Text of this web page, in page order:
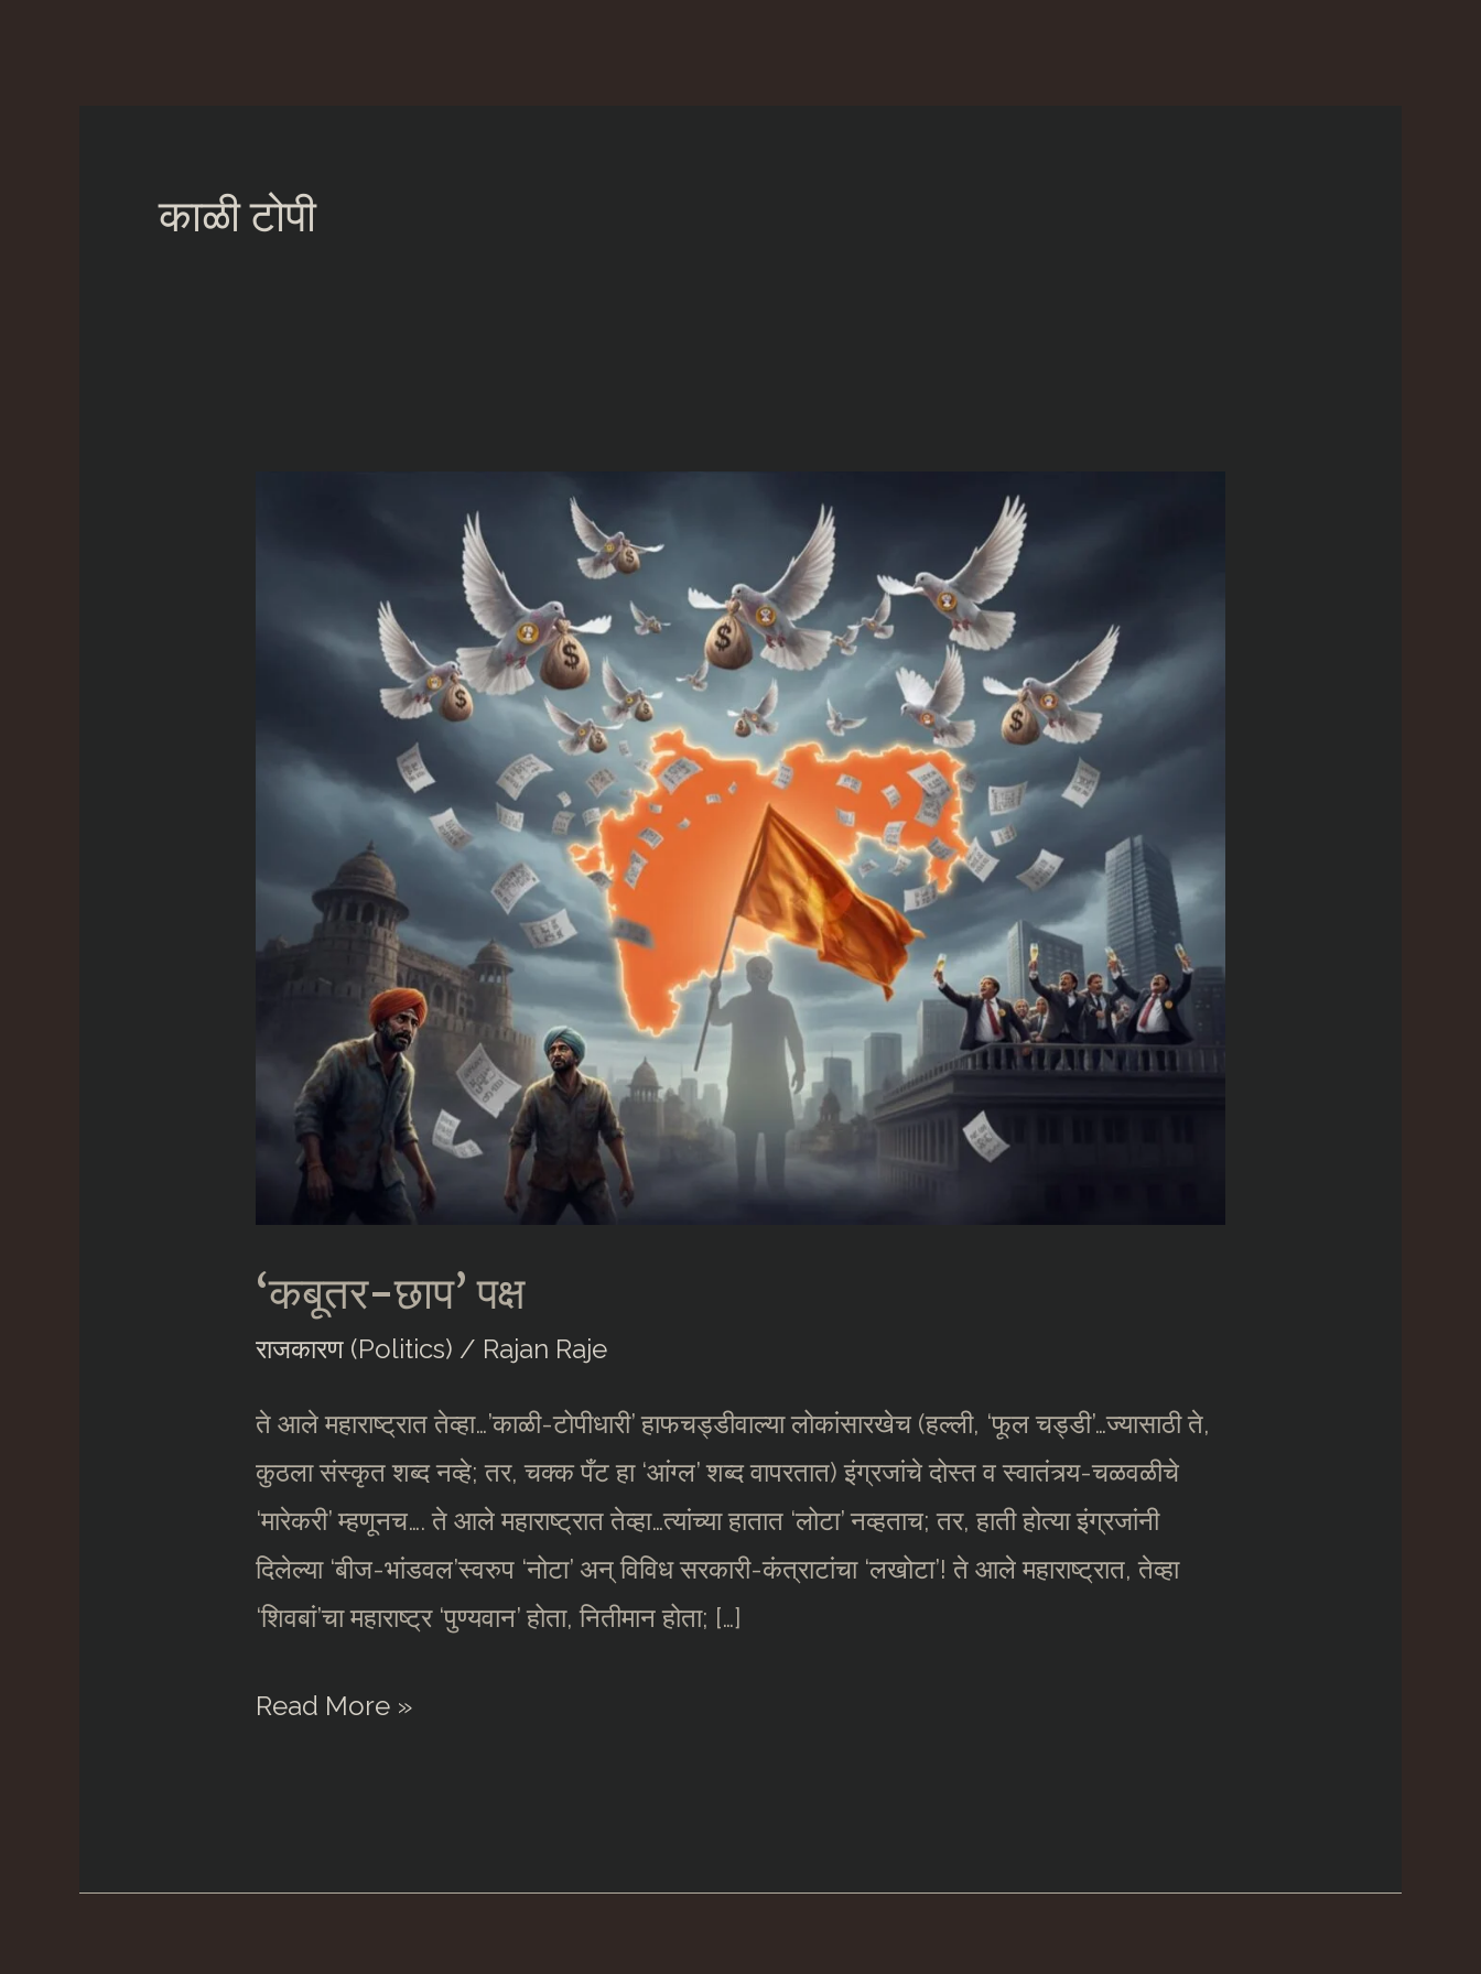
काळी टोपी
‘कबूतर-छाप’ पक्ष
राजकारण (Politics) / Rajan Raje
ते आले महाराष्ट्रात तेव्हा…’काळी-टोपीधारी’ हाफचड्डीवाल्या लोकांसारखेच (हल्ली, ‘फूल चड्डी’…ज्यासाठी ते,
कुठला संस्कृत शब्द नव्हे; तर, चक्क पँट हा ‘आंग्ल’ शब्द वापरतात) इंग्रजांचे दोस्त व स्वातंत्र्य-चळवळीचे
‘मारेकरी’ म्हणूनच…. ते आले महाराष्ट्रात तेव्हा…त्यांच्या हातात ‘लोटा’ नव्हताच; तर, हाती होत्या इंग्रजांनी
दिलेल्या ‘बीज-भांडवल’स्वरुप ‘नोटा’ अन् विविध सरकारी-कंत्राटांचा ‘लखोटा’! ते आले महाराष्ट्रात, तेव्हा
‘शिवबां’चा महाराष्ट्र ‘पुण्यवान’ होता, नितीमान होता; […]
‘कबूतर-
Read More »